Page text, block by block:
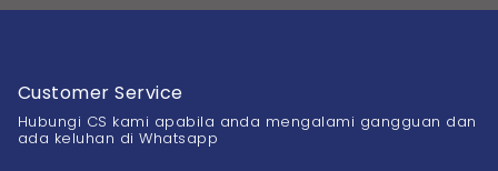
Customer Service
Hubungi CS kami apabila anda mengalami gangguan dan
ada keluhan di Whatsapp